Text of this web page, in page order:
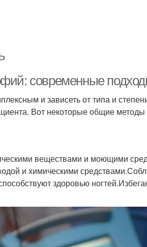
современные
и зависеть от типа и
Вот некоторые общие
веществами и моющими
и химическими
здоровью